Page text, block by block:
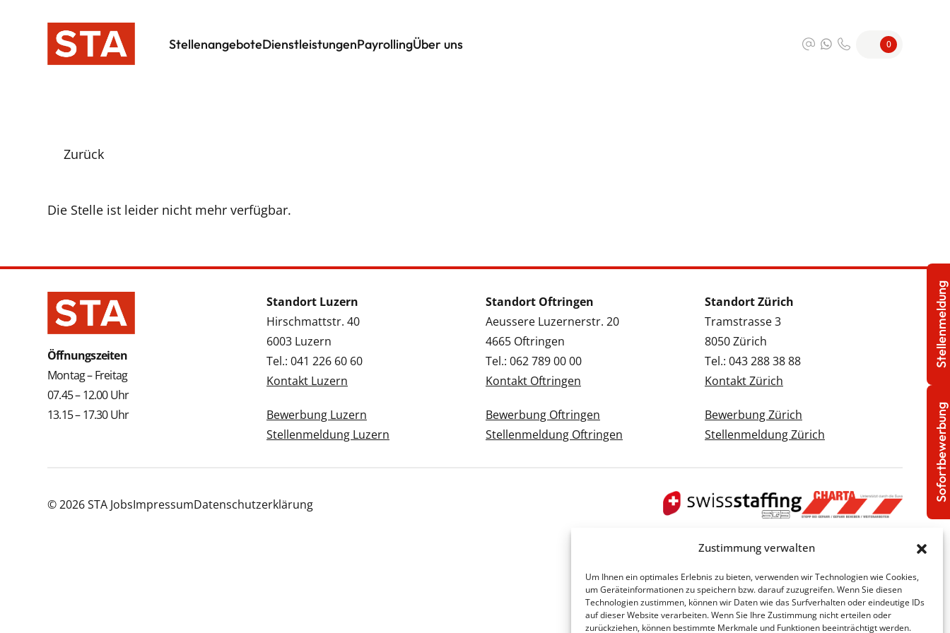
Zustimmung verwalten
Um Ihnen ein optimales Erlebnis zu bieten, verwenden wir Technologien wie Cookies,
um Geräteinformationen zu speichern bzw. darauf zuzugreifen. Wenn Sie diesen
Technologien zustimmen, können wir Daten wie das Surfverhalten oder eindeutige IDs
auf dieser Website verarbeiten. Wenn Sie Ihre Zustimmung nicht erteilen oder
zurückziehen, können bestimmte Merkmale und Funktionen beeinträchtigt werden.
StellenangeboteDienstleistungenPayrollingÜber uns 0
Zurück
Die Stelle ist leider nicht mehr verfügbar.
Öffnungszeiten
Montag – Freitag
07.45 – 12.00 Uhr
13.15 – 17.30 Uhr
Standort Luzern
Hirschmattstr. 40
6003 Luzern
Tel.: 041 226 60 60
Kontakt Luzern
Bewerbung Luzern
Stellenmeldung Luzern
Standort Oftringen
Aeussere Luzernerstr. 20
4665 Oftringen
Tel.: 062 789 00 00
Kontakt Oftringen
Bewerbung Oftringen
Stellenmeldung Oftringen
Standort Zürich
Tramstrasse 3
8050 Zürich
Tel.: 043 288 38 88
Kontakt Zürich
Bewerbung Zürich
Stellenmeldung Zürich
© 2026 STA JobsImpressumDatenschutzerklärung
Sofortbewerbung
Stellenmeldung